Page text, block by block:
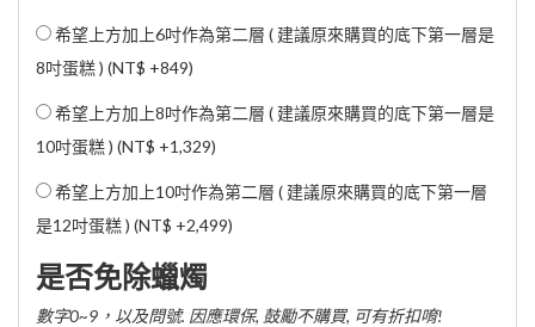
希望上方加上6吋作為第二層 ( 建議原來購買的底下第一層是
8吋蛋糕 ) (NT$ +849)
希望上方加上8吋作為第二層 ( 建議原來購買的底下第一層是
10吋蛋糕 ) (NT$ +1,329)
希望上方加上10吋作為第二層 ( 建議原來購買的底下第一層
是12吋蛋糕 ) (NT$ +2,499)
是否免除蠟燭
數字0~9，以及問號. 因應環保, 鼓勵不購買, 可有折扣唷!